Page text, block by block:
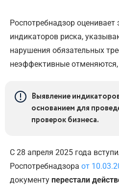
Роспотребнадзор
индикаторов риска,
нарушения обязательных
неэффективные
Выявление
основанием для
проверок бизнеса.
С 28 апреля 2025 года
Роспотребнадзора от
документу перестали